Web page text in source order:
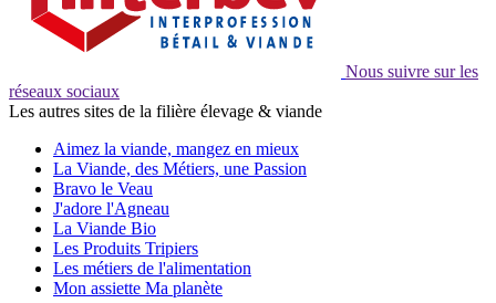
Nous suivre sur les
réseaux sociaux
Les autres sites de la filière élevage & viande
Aimez la viande, mangez en mieux
La Viande, des Métiers, une Passion
Bravo le Veau
J'adore l'Agneau
La Viande Bio
Les Produits Tripiers
Les métiers de l'alimentation
Mon assiette Ma planète